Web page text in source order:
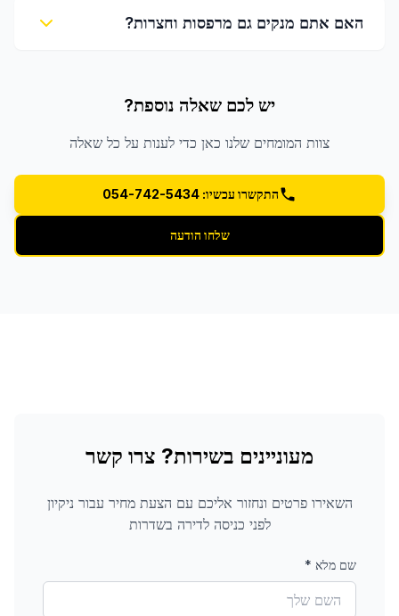
האם אתם מנקים גם מרפסות וחצרות?
יש לכם שאלה נוספת?
צוות המומחים שלנו כאן כדי לענות על כל שאלה
התקשרו עכשיו: 054-742-5434
שלחו הודעה
מעוניינים בשירות? צרו קשר
השאירו פרטים ונחזור אליכם עם הצעת מחיר עבור ניקיון
לפני כניסה לדירה בשדרות
שם מלא *